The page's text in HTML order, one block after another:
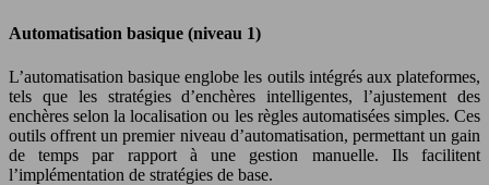
Automatisation basique (niveau 1)
L’automatisation basique englobe les outils intégrés aux plateformes,
tels que les stratégies d’enchères intelligentes, l’ajustement des
enchères selon la localisation ou les règles automatisées simples. Ces
outils offrent un premier niveau d’automatisation, permettant un gain
de temps par rapport à une gestion manuelle. Ils facilitent
l’implémentation de stratégies de base.